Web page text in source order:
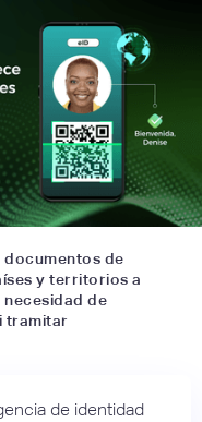
documentos de
y territorios a
de
tramitar
de identidad